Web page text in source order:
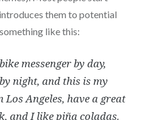
them to potential
like this:
messenger by day,
night, and this is my
Los Angeles, have a great
and I like piña coladas.